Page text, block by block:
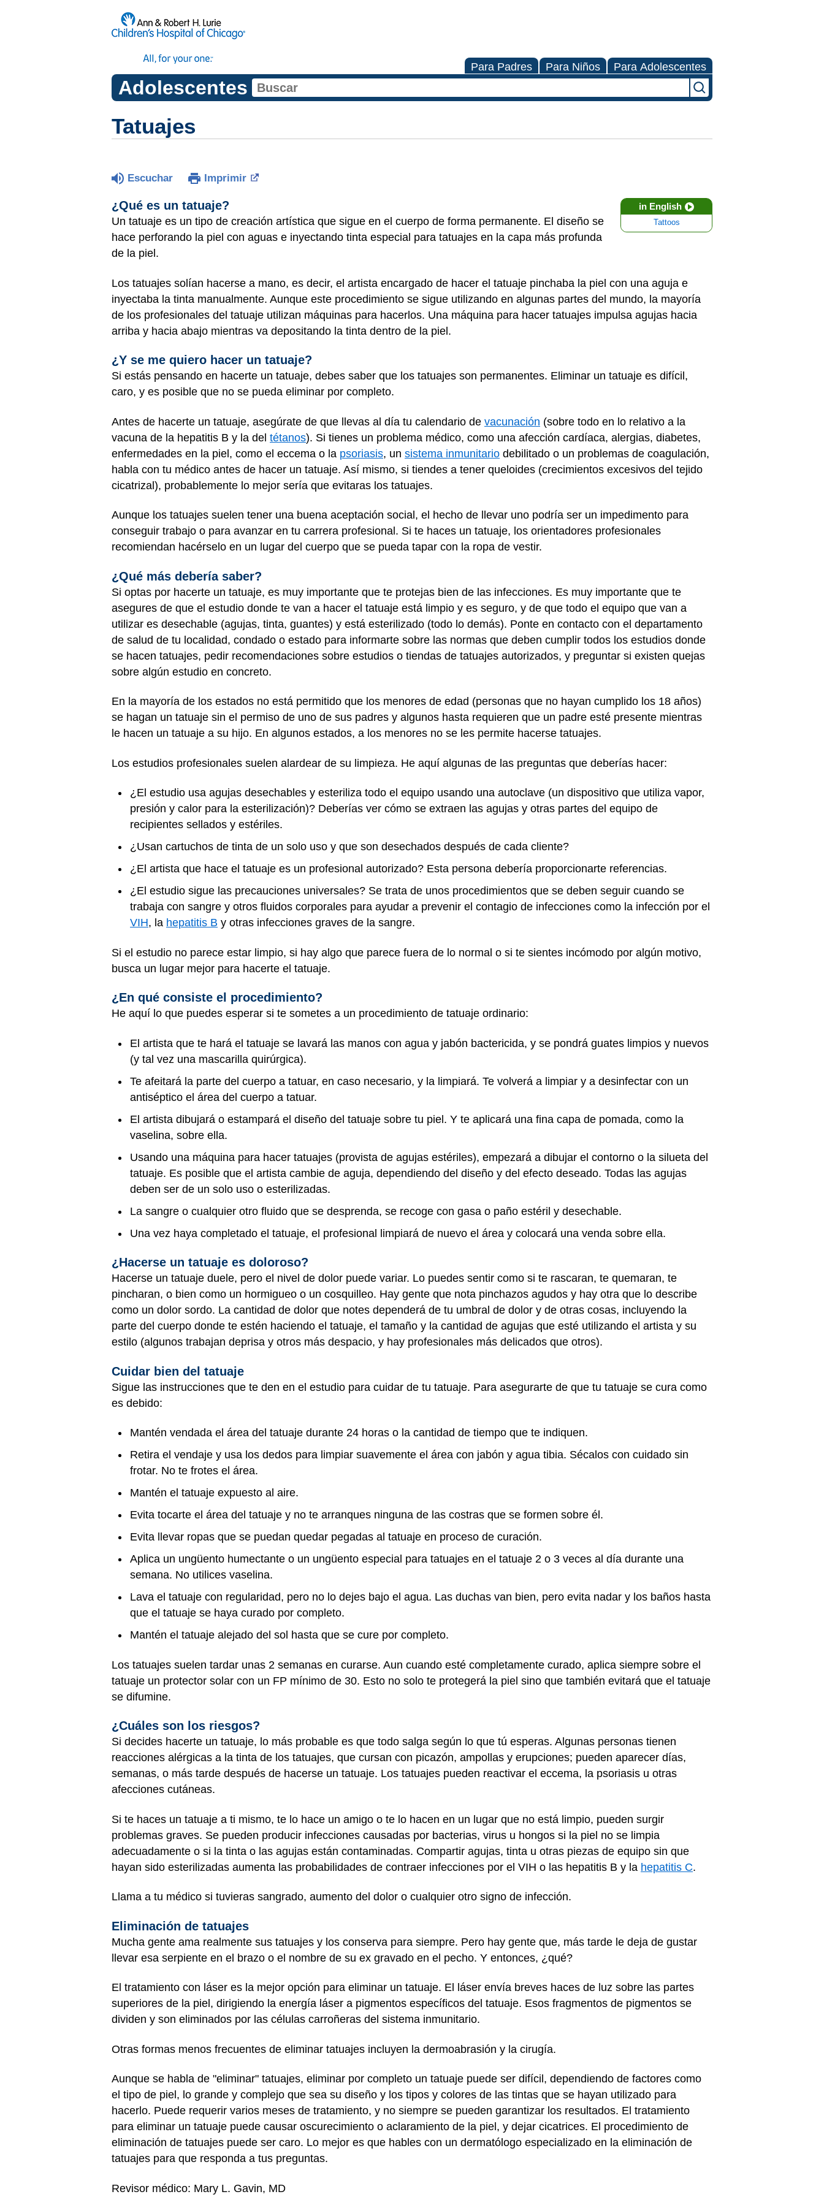
Para Padres Para Niños Para Adolescentes
Adolescentes
Tatuajes
Escuchar Imprimir
in English
Tattoos
¿Qué es un tatuaje?
Un tatuaje es un tipo de creación artística que sigue en el cuerpo de forma permanente. El diseño se
hace perforando la piel con aguas e inyectando tinta especial para tatuajes en la capa más profunda
de la piel.
Los tatuajes solían hacerse a mano, es decir, el artista encargado de hacer el tatuaje pinchaba la piel con una aguja e
inyectaba la tinta manualmente. Aunque este procedimiento se sigue utilizando en algunas partes del mundo, la mayoría
de los profesionales del tatuaje utilizan máquinas para hacerlos. Una máquina para hacer tatuajes impulsa agujas hacia
arriba y hacia abajo mientras va depositando la tinta dentro de la piel.
¿Y se me quiero hacer un tatuaje?
Si estás pensando en hacerte un tatuaje, debes saber que los tatuajes son permanentes. Eliminar un tatuaje es difícil,
caro, y es posible que no se pueda eliminar por completo.
Antes de hacerte un tatuaje, asegúrate de que llevas al día tu calendario de vacunación (sobre todo en lo relativo a la
vacuna de la hepatitis B y la del tétanos). Si tienes un problema médico, como una afección cardíaca, alergias, diabetes,
enfermedades en la piel, como el eccema o la psoriasis, un sistema inmunitario debilitado o un problemas de coagulación,
habla con tu médico antes de hacer un tatuaje. Así mismo, si tiendes a tener queloides (crecimientos excesivos del tejido
cicatrizal), probablemente lo mejor sería que evitaras los tatuajes.
Aunque los tatuajes suelen tener una buena aceptación social, el hecho de llevar uno podría ser un impedimento para
conseguir trabajo o para avanzar en tu carrera profesional. Si te haces un tatuaje, los orientadores profesionales
recomiendan hacérselo en un lugar del cuerpo que se pueda tapar con la ropa de vestir.
¿Qué más debería saber?
Si optas por hacerte un tatuaje, es muy importante que te protejas bien de las infecciones. Es muy importante que te
asegures de que el estudio donde te van a hacer el tatuaje está limpio y es seguro, y de que todo el equipo que van a
utilizar es desechable (agujas, tinta, guantes) y está esterilizado (todo lo demás). Ponte en contacto con el departamento
de salud de tu localidad, condado o estado para informarte sobre las normas que deben cumplir todos los estudios donde
se hacen tatuajes, pedir recomendaciones sobre estudios o tiendas de tatuajes autorizados, y preguntar si existen quejas
sobre algún estudio en concreto.
En la mayoría de los estados no está permitido que los menores de edad (personas que no hayan cumplido los 18 años)
se hagan un tatuaje sin el permiso de uno de sus padres y algunos hasta requieren que un padre esté presente mientras
le hacen un tatuaje a su hijo. En algunos estados, a los menores no se les permite hacerse tatuajes.
Los estudios profesionales suelen alardear de su limpieza. He aquí algunas de las preguntas que deberías hacer:
¿El estudio usa agujas desechables y esteriliza todo el equipo usando una autoclave (un dispositivo que utiliza vapor,
presión y calor para la esterilización)? Deberías ver cómo se extraen las agujas y otras partes del equipo de
recipientes sellados y estériles.
¿Usan cartuchos de tinta de un solo uso y que son desechados después de cada cliente?
¿El artista que hace el tatuaje es un profesional autorizado? Esta persona debería proporcionarte referencias.
¿El estudio sigue las precauciones universales? Se trata de unos procedimientos que se deben seguir cuando se
trabaja con sangre y otros fluidos corporales para ayudar a prevenir el contagio de infecciones como la infección por el
VIH, la hepatitis B y otras infecciones graves de la sangre.
Si el estudio no parece estar limpio, si hay algo que parece fuera de lo normal o si te sientes incómodo por algún motivo,
busca un lugar mejor para hacerte el tatuaje.
¿En qué consiste el procedimiento?
He aquí lo que puedes esperar si te sometes a un procedimiento de tatuaje ordinario:
El artista que te hará el tatuaje se lavará las manos con agua y jabón bactericida, y se pondrá guates limpios y nuevos
(y tal vez una mascarilla quirúrgica).
Te afeitará la parte del cuerpo a tatuar, en caso necesario, y la limpiará. Te volverá a limpiar y a desinfectar con un
antiséptico el área del cuerpo a tatuar.
El artista dibujará o estampará el diseño del tatuaje sobre tu piel. Y te aplicará una fina capa de pomada, como la
vaselina, sobre ella.
Usando una máquina para hacer tatuajes (provista de agujas estériles), empezará a dibujar el contorno o la silueta del
tatuaje. Es posible que el artista cambie de aguja, dependiendo del diseño y del efecto deseado. Todas las agujas
deben ser de un solo uso o esterilizadas.
La sangre o cualquier otro fluido que se desprenda, se recoge con gasa o paño estéril y desechable.
Una vez haya completado el tatuaje, el profesional limpiará de nuevo el área y colocará una venda sobre ella.
¿Hacerse un tatuaje es doloroso?
Hacerse un tatuaje duele, pero el nivel de dolor puede variar. Lo puedes sentir como si te rascaran, te quemaran, te
pincharan, o bien como un hormigueo o un cosquilleo. Hay gente que nota pinchazos agudos y hay otra que lo describe
como un dolor sordo. La cantidad de dolor que notes dependerá de tu umbral de dolor y de otras cosas, incluyendo la
parte del cuerpo donde te estén haciendo el tatuaje, el tamaño y la cantidad de agujas que esté utilizando el artista y su
estilo (algunos trabajan deprisa y otros más despacio, y hay profesionales más delicados que otros).
Cuidar bien del tatuaje
Sigue las instrucciones que te den en el estudio para cuidar de tu tatuaje. Para asegurarte de que tu tatuaje se cura como
es debido:
Mantén vendada el área del tatuaje durante 24 horas o la cantidad de tiempo que te indiquen.
Retira el vendaje y usa los dedos para limpiar suavemente el área con jabón y agua tibia. Sécalos con cuidado sin
frotar. No te frotes el área.
Mantén el tatuaje expuesto al aire.
Evita tocarte el área del tatuaje y no te arranques ninguna de las costras que se formen sobre él.
Evita llevar ropas que se puedan quedar pegadas al tatuaje en proceso de curación.
Aplica un ungüento humectante o un ungüento especial para tatuajes en el tatuaje 2 o 3 veces al día durante una
semana. No utilices vaselina.
Lava el tatuaje con regularidad, pero no lo dejes bajo el agua. Las duchas van bien, pero evita nadar y los baños hasta
que el tatuaje se haya curado por completo.
Mantén el tatuaje alejado del sol hasta que se cure por completo.
Los tatuajes suelen tardar unas 2 semanas en curarse. Aun cuando esté completamente curado, aplica siempre sobre el
tatuaje un protector solar con un FP mínimo de 30. Esto no solo te protegerá la piel sino que también evitará que el tatuaje
se difumine.
¿Cuáles son los riesgos?
Si decides hacerte un tatuaje, lo más probable es que todo salga según lo que tú esperas. Algunas personas tienen
reacciones alérgicas a la tinta de los tatuajes, que cursan con picazón, ampollas y erupciones; pueden aparecer días,
semanas, o más tarde después de hacerse un tatuaje. Los tatuajes pueden reactivar el eccema, la psoriasis u otras
afecciones cutáneas.
Si te haces un tatuaje a ti mismo, te lo hace un amigo o te lo hacen en un lugar que no está limpio, pueden surgir
problemas graves. Se pueden producir infecciones causadas por bacterias, virus u hongos si la piel no se limpia
adecuadamente o si la tinta o las agujas están contaminadas. Compartir agujas, tinta u otras piezas de equipo sin que
hayan sido esterilizadas aumenta las probabilidades de contraer infecciones por el VIH o las hepatitis B y la hepatitis C.
Llama a tu médico si tuvieras sangrado, aumento del dolor o cualquier otro signo de infección.
Eliminación de tatuajes
Mucha gente ama realmente sus tatuajes y los conserva para siempre. Pero hay gente que, más tarde le deja de gustar
llevar esa serpiente en el brazo o el nombre de su ex gravado en el pecho. Y entonces, ¿qué?
El tratamiento con láser es la mejor opción para eliminar un tatuaje. El láser envía breves haces de luz sobre las partes
superiores de la piel, dirigiendo la energía láser a pigmentos específicos del tatuaje. Esos fragmentos de pigmentos se
dividen y son eliminados por las células carroñeras del sistema inmunitario.
Otras formas menos frecuentes de eliminar tatuajes incluyen la dermoabrasión y la cirugía.
Aunque se habla de "eliminar" tatuajes, eliminar por completo un tatuaje puede ser difícil, dependiendo de factores como
el tipo de piel, lo grande y complejo que sea su diseño y los tipos y colores de las tintas que se hayan utilizado para
hacerlo. Puede requerir varios meses de tratamiento, y no siempre se pueden garantizar los resultados. El tratamiento
para eliminar un tatuaje puede causar oscurecimiento o aclaramiento de la piel, y dejar cicatrices. El procedimiento de
eliminación de tatuajes puede ser caro. Lo mejor es que hables con un dermatólogo especializado en la eliminación de
tatuajes para que responda a tus preguntas.
Revisor médico: Mary L. Gavin, MD